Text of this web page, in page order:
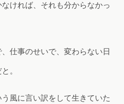
ければ、それも分からなかっ
仕事のせいで、変わらない日
。
風に言い訳をして生きていた